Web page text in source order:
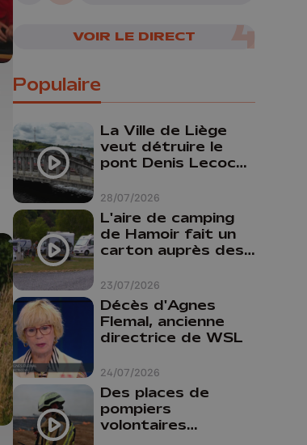
VOIR LE DIRECT
Populaire
28/07/2026
La Ville de Liège
veut détruire le
pont Denis Lecocq
budget pour le
faire
23/07/2026
L'aire de camping
de Hamoir fait un
carton auprès des
24/07/2026
Décès d'Agnes
Flemal, ancienne
directrice de WSL
Des places de
pompiers
volontaires